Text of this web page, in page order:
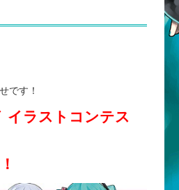
です！
イラストコンテス